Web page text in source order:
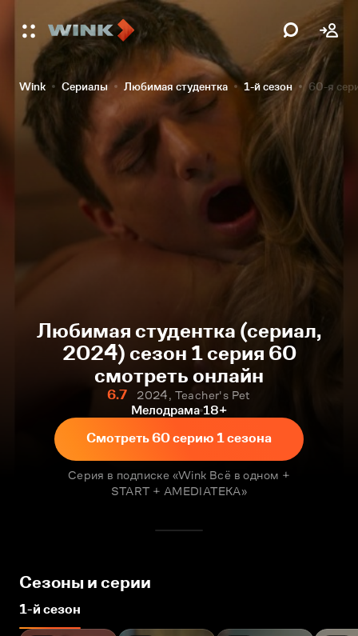
Wink Сериалы Любимая студентка 1-й сезон 60-я
Любимая студентка (сериал,
2024) сезон 1 серия 60
смотреть онлайн
6.7
2024, Teacher's Pet
Мелодрама 18+
Смотреть 60 серию 1 сезона
Серия в подписке «Wink Всё в одном +
START + AMEDIATEKA»
Сезоны и серии
1-й сезон